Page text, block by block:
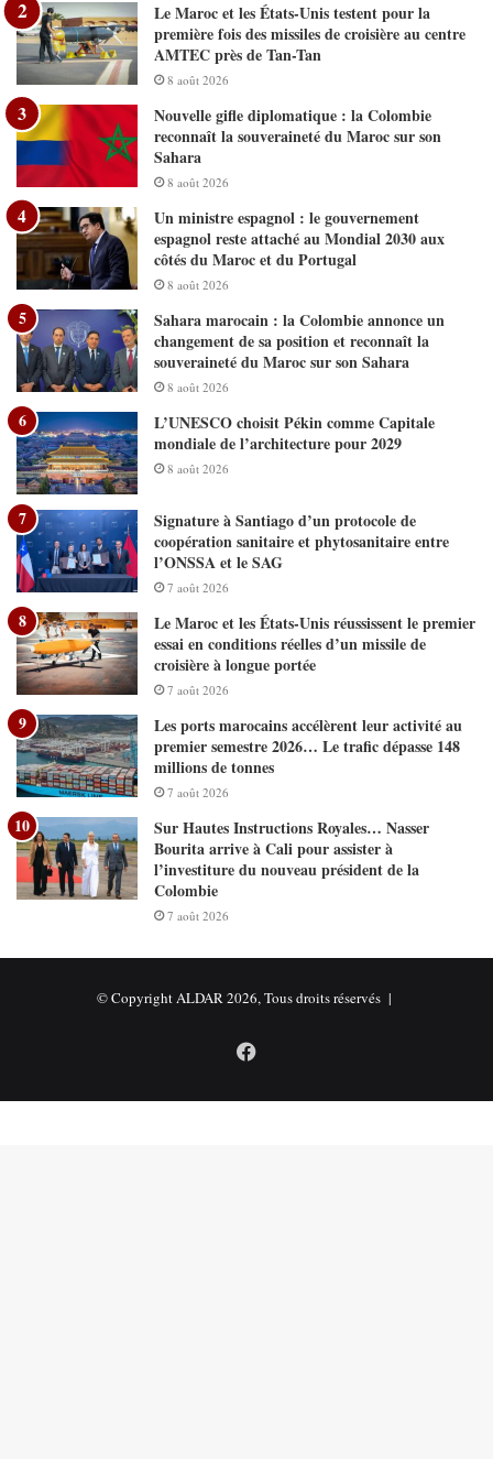
Le Maroc et les États-Unis testent pour la
première fois des missiles de croisière au centre
AMTEC près de Tan-Tan
8 août 2026
Nouvelle gifle diplomatique : la Colombie
reconnaît la souveraineté du Maroc sur son
Sahara
8 août 2026
Un ministre espagnol : le gouvernement
espagnol reste attaché au Mondial 2030 aux
côtés du Maroc et du Portugal
8 août 2026
Sahara marocain : la Colombie annonce un
changement de sa position et reconnaît la
souveraineté du Maroc sur son Sahara
8 août 2026
L’UNESCO choisit Pékin comme Capitale
mondiale de l’architecture pour 2029
8 août 2026
Signature à Santiago d’un protocole de
coopération sanitaire et phytosanitaire entre
l’ONSSA et le SAG
7 août 2026
Le Maroc et les États-Unis réussissent le premier
essai en conditions réelles d’un missile de
croisière à longue portée
7 août 2026
Les ports marocains accélèrent leur activité au
premier semestre 2026… Le trafic dépasse 148
millions de tonnes
7 août 2026
Sur Hautes Instructions Royales… Nasser
Bourita arrive à Cali pour assister à
l’investiture du nouveau président de la
Colombie
7 août 2026
© Copyright ALDAR 2026, Tous droits réservés |